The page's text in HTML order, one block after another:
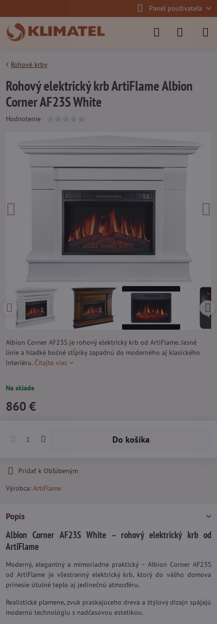
Panel používateľa
Rohové krby
Rohový elektrický krb ArtiFlame Albion
Corner AF23S White
Hodnotenie
Albion Corner AF23S je rohový elektrický krb od ArtiFlame. Jasné
línie a hladké bočné stĺpiky zapadnú do moderného aj klasického
interiéru. Čítajte viac
Na sklade
860 €
Do košíka
Pridať k Obľúbeným
Výrobca: ArtiFlame
Popis
Albion Corner AF23S White – rohový elektrický krb od
ArtiFlame
Moderný, elegantný a mimoriadne praktický – Albion Corner AF23S
od ArtiFlame je všestranný elektrický krb, ktorý do vášho domova
prinesie útulné teplo aj jedinečnú atmosféru.
Realistické plamene, zvuk praskajúceho dreva a štýlový dizajn spájajú
modernú technológiu s nadčasovou estetikou.